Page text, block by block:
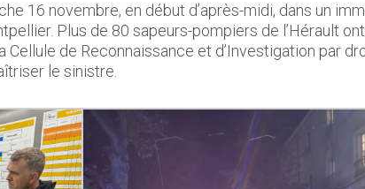
16 novembre, en début d’après-midi, dans un
Plus de 80 sapeurs-pompiers de l’Hérault
Cellule de Reconnaissance et d’Investigation par
le sinistre.